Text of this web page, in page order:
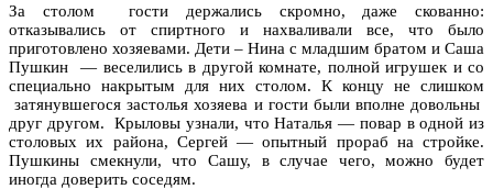
За столом гости держались скромно, даже скованно:
отказывались от спиртного и нахваливали все, что было
приготовлено хозяевами. Дети – Нина с младшим братом и Саша
Пушкин — веселились в другой комнате, полной игрушек и со
специально накрытым для них столом. К концу не слишком
затянувшегося застолья хозяева и гости были вполне довольны
друг другом. Крыловы узнали, что Наталья — повар в одной из
столовых их района, Сергей — опытный прораб на стройке.
Пушкины смекнули, что Сашу, в случае чего, можно будет
иногда доверить соседям.